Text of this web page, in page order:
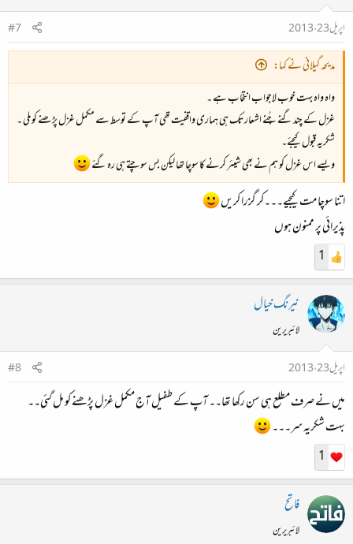
اپریل 23، 2013
#7
مدیحہ گیلانی نے کہا:
واہ واہ بہت خوب لاجواب انتخاب ہے ۔
غزل کے چند گنے چُنے اشعار تک ہی ہماری واقفیت تھی آپ کے توسط سے مکمل غزل پڑھنے کو ملی ۔
شکریہ قبول کیجئے۔
ویسے اس غزل کو ہم نے بھی شیئر کرنے کا سوچا تھا لیکن بس سوچتے ہی رہ گئے
اتنا سوچا مت کیجیے۔۔۔کر گزرا کریں
پذیرائی پر ممنون ہوں
1
نیرنگ خیال
لائبریرین
اپریل 23، 2013
#8
میں نے صرف مطلع ہی سن رکھا تھا۔۔ آپ کے طفیل آج مکمل غزل پڑھنے کو مل گئی۔۔
بہت شکریہ سر۔۔۔
1
فاتح
لائبریرین